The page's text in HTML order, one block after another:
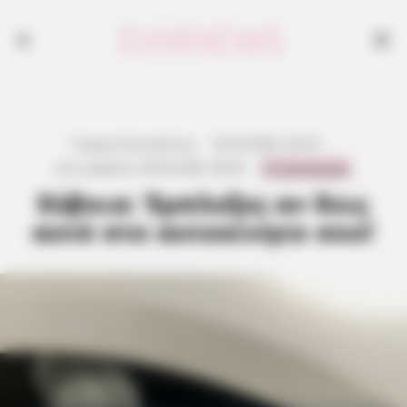
Εύβοια: Έμπλεξες αν δεις
αυτό στο αυτοκίνητο σου!